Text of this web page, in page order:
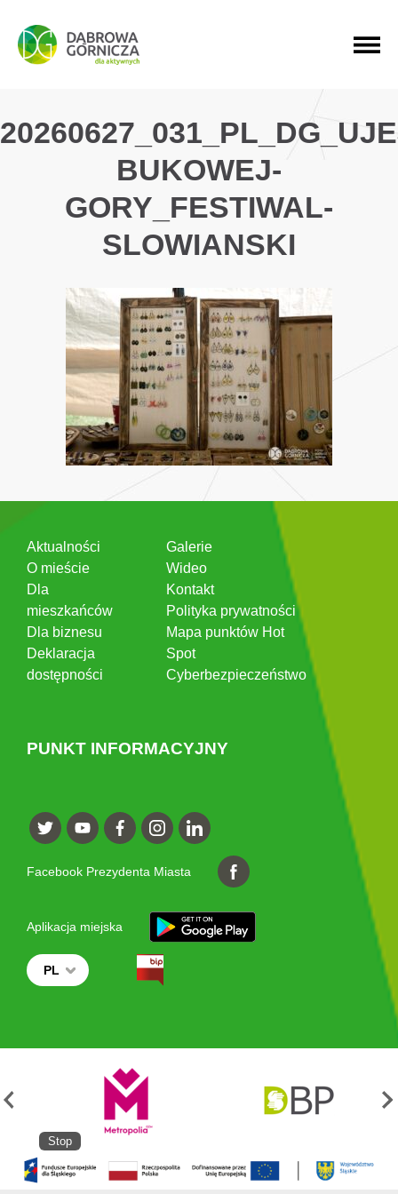
PRZEJDŹ DO MENU GŁÓWNEGO
PRZEJDŹ DO WYSZUKIWARKI
PRZEJDŹ DO TREŚCI
BUKOWEJ-
GORY_FESTIWAL-
SLOWIANSKI
Aktualności
O mieście
Dla
mieszkańców
Dla biznesu
Deklaracja
dostępności
Galerie
Wideo
Kontakt
Polityka prywatności
Mapa punktów Hot
Spot
Cyberbezpieczeństwo
PUNKT INFORMACYJNY
Facebook Prezydenta Miasta
Aplikacja miejska
PL
Stop